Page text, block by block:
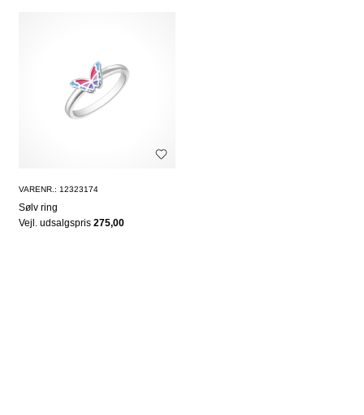
VARENR.: 12323174
Sølv ring
Vejl. udsalgspris 275,00